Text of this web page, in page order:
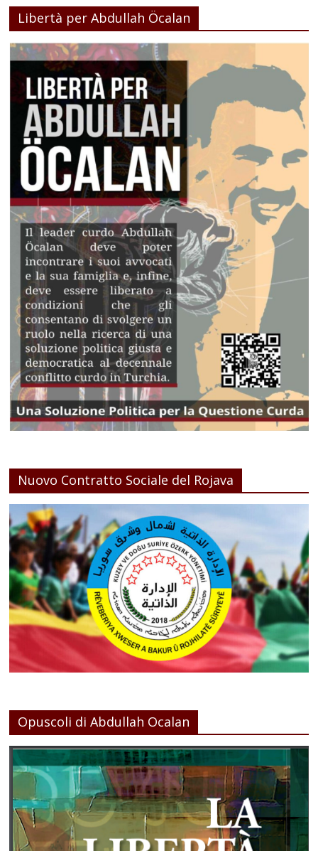
Libertà per Abdullah Öcalan
Nuovo Contratto Sociale del Rojava
Opuscoli di Abdullah Ocalan